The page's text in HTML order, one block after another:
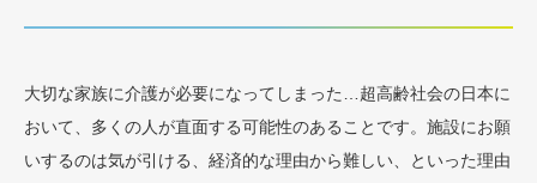
大切な家族に介護が必要になってしまった…超高齢社会の日本に
おいて、多くの人が直面する可能性のあることです。施設にお願
いするのは気が引ける、経済的な理由から難しい、といった理由